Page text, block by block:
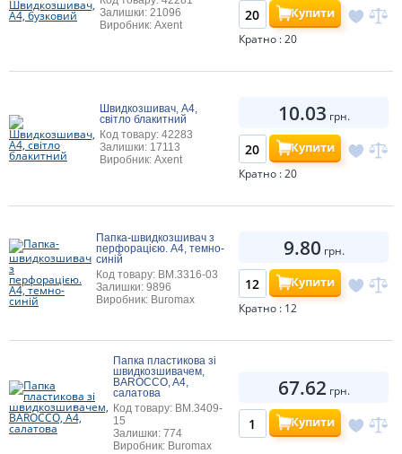
Залишки: 21096
Виробник: Axent
Купити
Кратно : 20
Швидкозшивач, А4,
світло блакитний
Код товару: 42283
Залишки: 17113
Виробник: Axent
10.03 грн.
Купити
Кратно : 20
Папка-швидкозшивач з
перфорацією. А4, темно-
синій
Код товару: BM.3316-03
Залишки: 9896
Виробник: Buromax
9.80 грн.
Купити
Кратно : 12
Папка пластикова зі
швидкозшивачем,
BAROCCO, A4,
салатова
Код товару: BM.3409-
15
Залишки: 774
Виробник: Buromax
67.62 грн.
Купити